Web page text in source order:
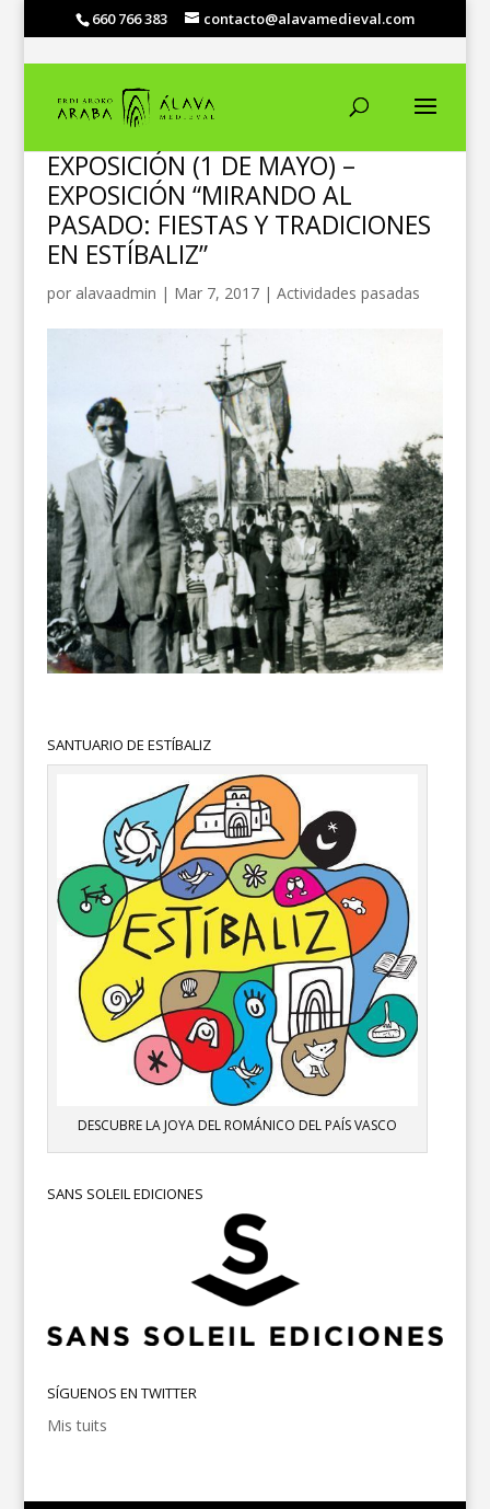
660 766 383 contacto@alavamedieval.com
EXPOSICIÓN (1 DE MAYO) –
EXPOSICIÓN “MIRANDO AL
PASADO: FIESTAS Y TRADICIONES
EN ESTÍBALIZ”
por alavaadmin | Mar 7, 2017| Actividades pasadas
SANTUARIO DE ESTÍBALIZ
DESCUBRE LA JOYA DEL ROMÁNICO DEL PAÍS VASCO
SANS SOLEIL EDICIONES
SÍGUENOS EN TWITTER
Mis tuits